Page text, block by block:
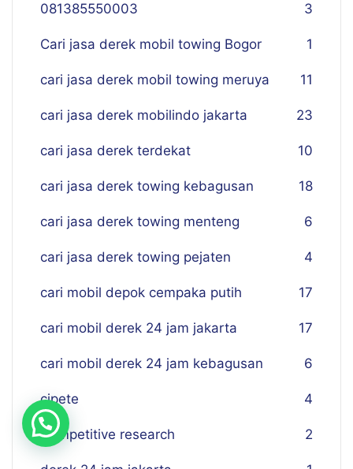
081385550003 3
Cari jasa derek mobil towing Bogor 1
cari jasa derek mobil towing meruya 11
cari jasa derek mobilindo jakarta 23
cari jasa derek terdekat 10
cari jasa derek towing kebagusan 18
cari jasa derek towing menteng 6
cari jasa derek towing pejaten 4
cari mobil depok cempaka putih 17
cari mobil derek 24 jam jakarta 17
cari mobil derek 24 jam kebagusan 6
cipete 4
Competitive research 2